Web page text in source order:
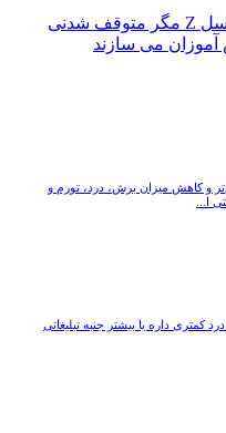
سیلیکن ولیِ تهران؛ این ایران نسل Z مگر متوقف شدنی
آموزان می سازند
و کاهش میزان برش، درد، تورم و
ا...
کمتری داره یا بیشتر جنبه تبلیغاتی